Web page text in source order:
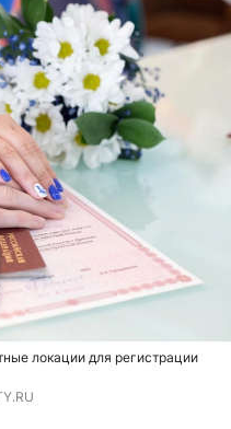
локации для регистрации